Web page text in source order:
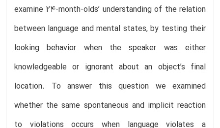
examine 24-month-olds’ understanding of the relation
between language and mental states, by testing their
looking behavior when the speaker was either
knowledgeable or ignorant about an object’s final
location. To answer this question we examined
whether the same spontaneous and implicit reaction
to violations occurs when language violates a